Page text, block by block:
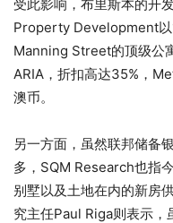
受此影响，布里斯本的开
Property Development以
Manning Street的顶级公
ARIA，折扣高达35%，
澳币。
另一方面，虽然联邦储备
多，SQM Research也指
别墅以及土地在内的新房
究主任Paul Riga则表示